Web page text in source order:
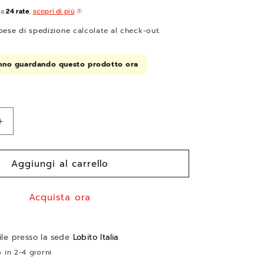
a24 rate, scopri di più
di spedizione calcolate al check-out.
guardando questo prodotto ora
Aumenta
MTB
URBANBIKER
Aggiungi al carrello
Acquista ora
presso la sede Lobito Italia
in 2-4 giorni